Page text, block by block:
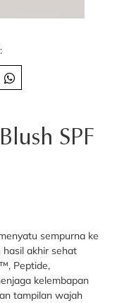
SPF
sempurna ke
akhir sehat
Peptide,
kelembapan
tampilan wajah